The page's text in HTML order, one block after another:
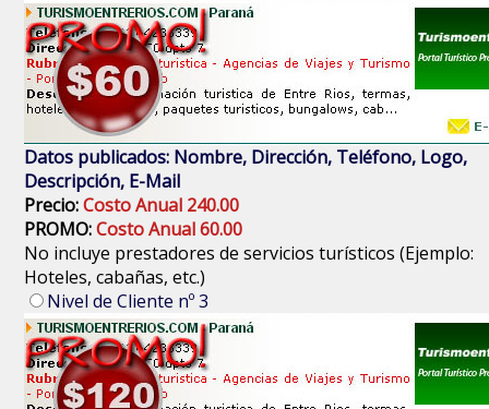
Datos publicados: Nombre, Dirección, Teléfono, Logo,
Descripción, E-Mail
Precio:Costo Anual 240.00
PROMO:Costo Anual 60.00
No incluye prestadores de servicios turísticos (Ejemplo:
Hoteles, cabañas, etc.)
Nivel de Cliente nº 3